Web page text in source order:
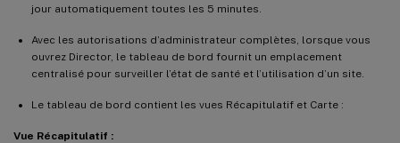
jour automatiquement toutes les 5 minutes.
Avec les autorisations d’administrateur complètes, lorsque vous
ouvrez Director, le tableau de bord fournit un emplacement
centralisé pour surveiller l’état de santé et l’utilisation d’un site.
Le tableau de bord contient les vues Récapitulatif et Carte :
Vue Récapitulatif :